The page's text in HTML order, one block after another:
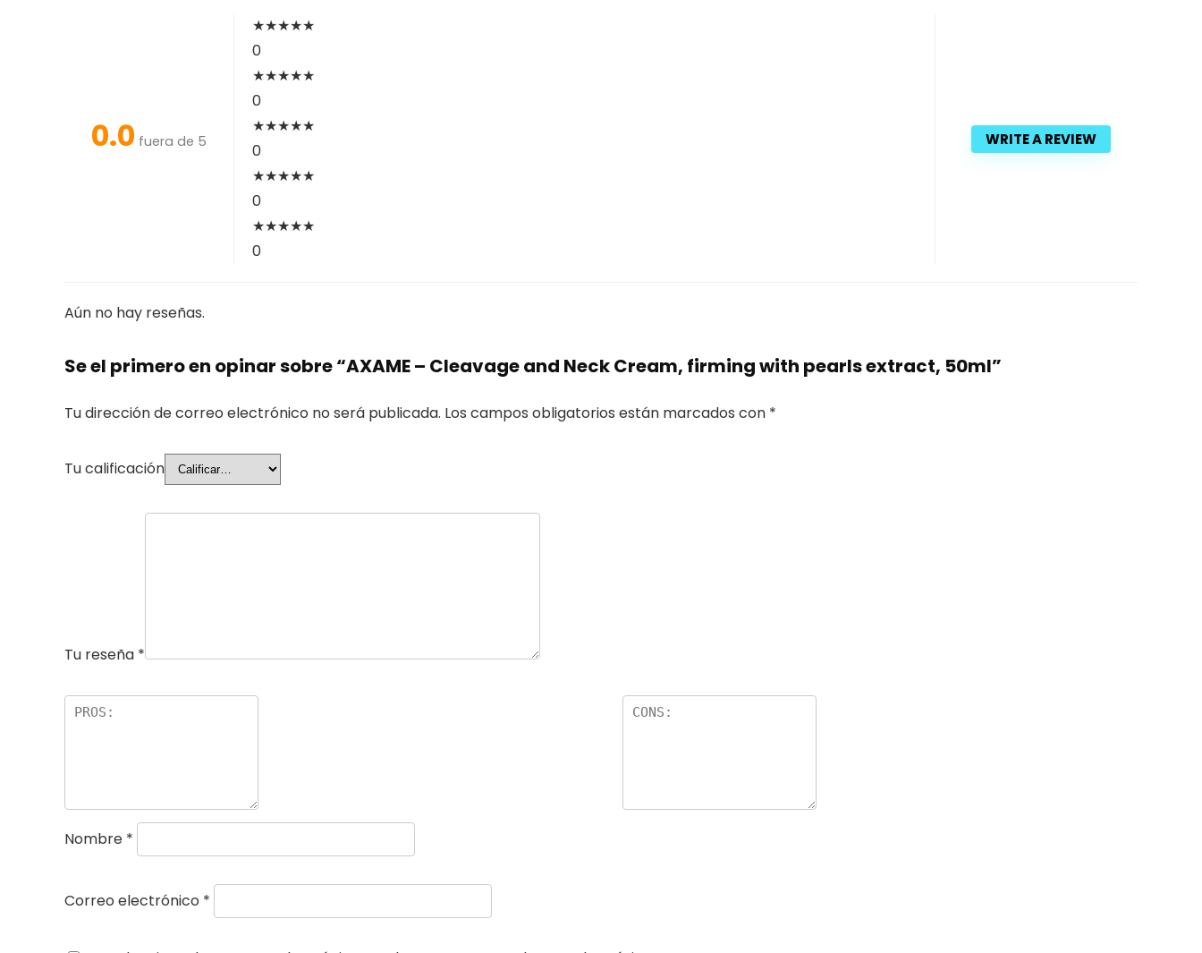
0.0 fuera de 5
★★★★★
0
★★★★★
0
★★★★★
0
★★★★★
0
★★★★★
0
WRITE A REVIEW
Aún no hay reseñas.
Se el primero en opinar sobre “AXAME – Cleavage and Neck Cream, firming with pearls extract, 50ml”
Tu dirección de correo electrónico no será publicada. Los campos obligatorios están marcados con *
Tu calificación
Tu reseña *
Nombre *
Correo electrónico *